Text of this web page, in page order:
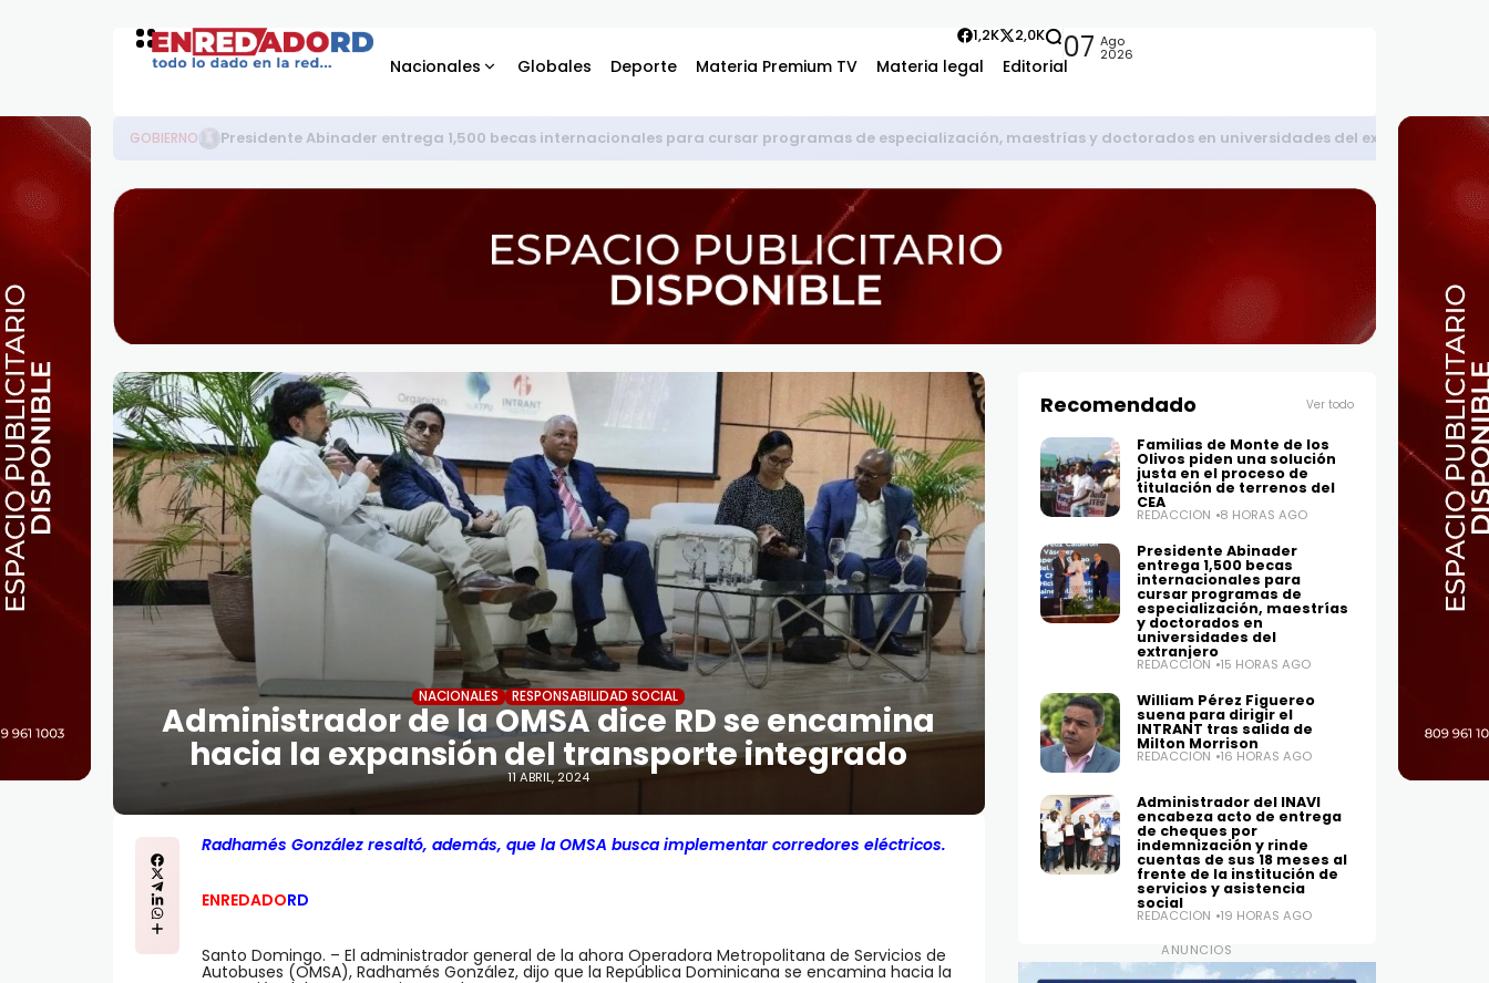
Nacionales Globales Deporte Materia Premium TV Materia legal Editorial
1,2K 2,0K 07 Ago
2026
GOBIERNO Presidente Abinader entrega 1,500 becas internacionales para cursar programas de especialización, maestrías y doctorados en universidades del extranjero
NACIONALES RESPONSABILIDAD SOCIAL
Administrador de la OMSA dice RD se encamina
hacia la expansión del transporte integrado
11 ABRIL, 2024
Radhamés González resaltó, además, que la OMSA busca implementar corredores eléctricos.
ENREDADORD
Santo Domingo. – El administrador general de la ahora Operadora Metropolitana de Servicios de
Autobuses (OMSA), Radhamés González, dijo que la República Dominicana se encamina hacia la
Recomendado Ver todo
Familias de Monte de los
Olivos piden una solución
justa en el proceso de
titulación de terrenos del
CEA
REDACCIÓN 8 HORAS AGO
Presidente Abinader
entrega 1,500 becas
internacionales para
cursar programas de
especialización, maestrías
y doctorados en
universidades del
extranjero
REDACCIÓN 15 HORAS AGO
William Pérez Figuereo
suena para dirigir el
INTRANT tras salida de
Milton Morrison
REDACCIÓN 16 HORAS AGO
Administrador del INAVI
encabeza acto de entrega
de cheques por
indemnización y rinde
cuentas de sus 18 meses al
frente de la institución de
servicios y asistencia
social
REDACCIÓN 19 HORAS AGO
ANUNCIOS